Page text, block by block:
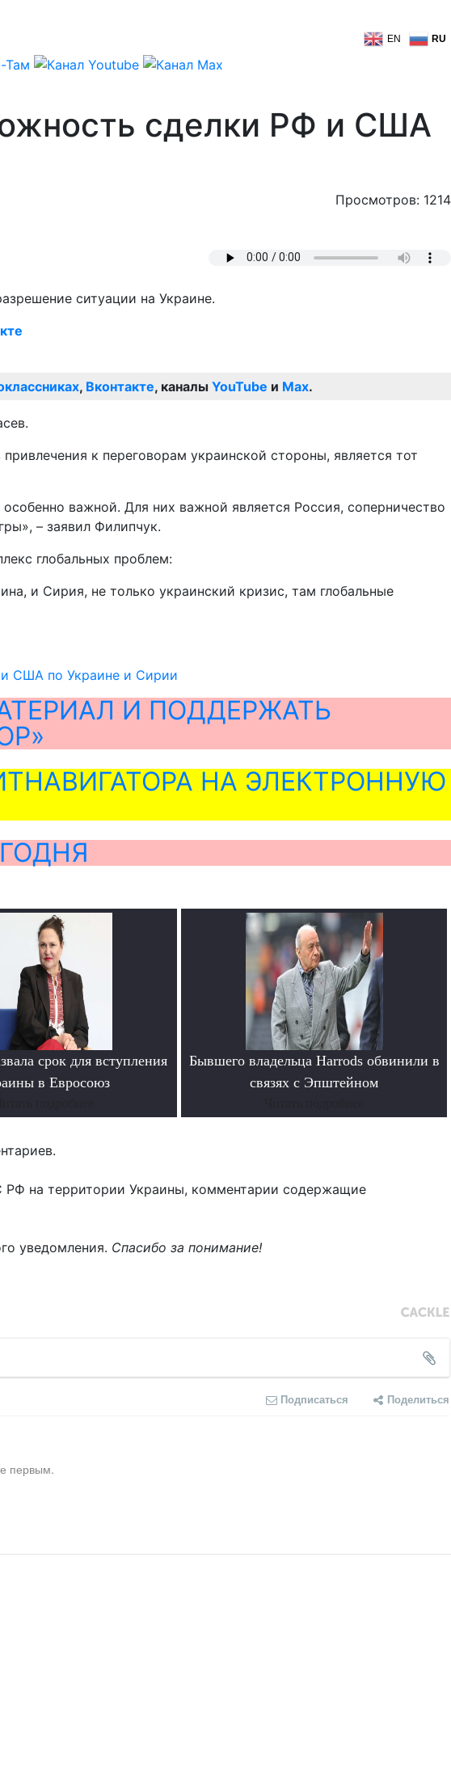
EN RU
сделки РФ и США
Просмотров: 1214
ситуации на Украине.
, Вконтакте, каналы YouTube и Max.
к переговорам украинской стороны, является тот
важной. Для них важной является Россия, соперничество
– заявил Филипчук.
глобальных проблем:
и Сирия, не только украинский кризис, там глобальные
и США по Украине и Сирии
И ПОДДЕРЖАТЬ
НА ЭЛЕКТРОННУЮ
срок для вступления
в Евросоюз
Бывшего владельца Harrods обвинили в
связях с Эпштейном
на территории Украины, комментарии содержащие
уведомления. Спасибо за понимание!
Подписаться Поделиться
первым.